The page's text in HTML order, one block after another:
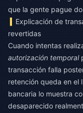
que la gente pague
Explicación de
revertidas
Cuando intentas
autorización temporal
transacción falla
retención queda en el
bancaria lo muestra
desaparecido